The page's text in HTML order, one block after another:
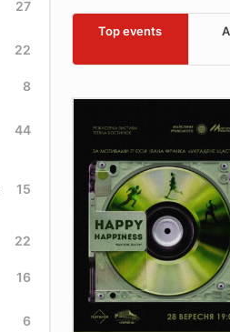
27
22
8
44
15
22
16
6
Top events